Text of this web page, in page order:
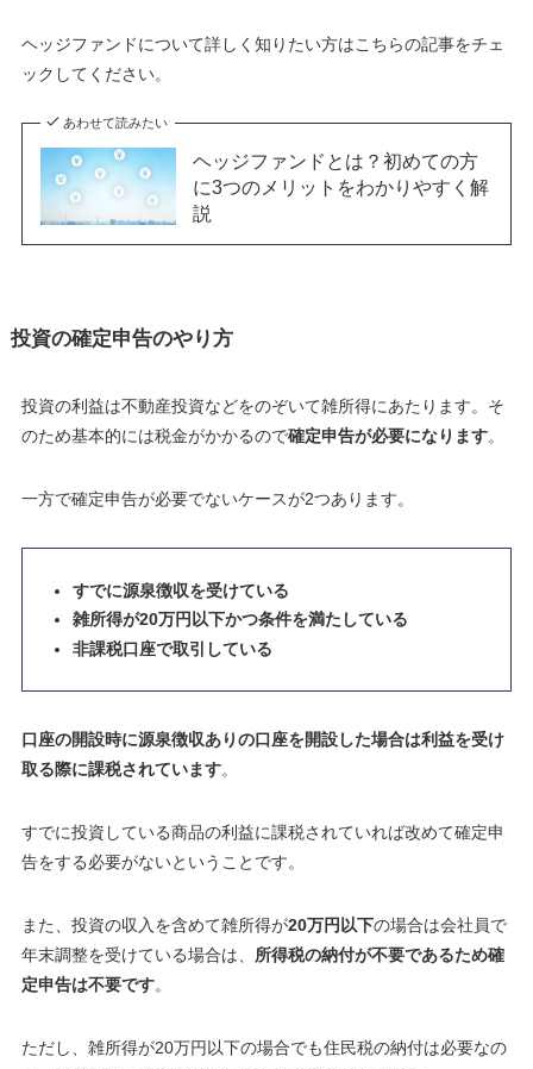
ヘッジファンドについて詳しく知りたい方はこちらの記事をチェ
ックしてください。
あわせて読みたい
ヘッジファンドとは？初めての方
に3つのメリットをわかりやすく解
説
投資の確定申告のやり方
投資の利益は不動産投資などをのぞいて雑所得にあたります。そ
のため基本的には税金がかかるので確定申告が必要になります。
一方で確定申告が必要でないケースが2つあります。
すでに源泉徴収を受けている
雑所得が20万円以下かつ条件を満たしている
非課税口座で取引している
口座の開設時に源泉徴収ありの口座を開設した場合は利益を受け
取る際に課税されています。
すでに投資している商品の利益に課税されていれば改めて確定申
告をする必要がないということです。
また、投資の収入を含めて雑所得が20万円以下の場合は会社員で
年末調整を受けている場合は、 所得税の納付が不要であるため確
定申告は不要です。
ただし、雑所得が20万円以下の場合でも住民税の納付は必要なの